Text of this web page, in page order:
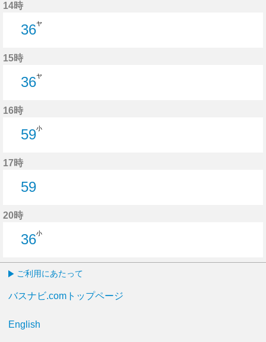
14時
36ヤ
15時
36ヤ
16時
59小
17時
59
20時
36小
ご利用にあたって
バスナビ.comトップページ
English